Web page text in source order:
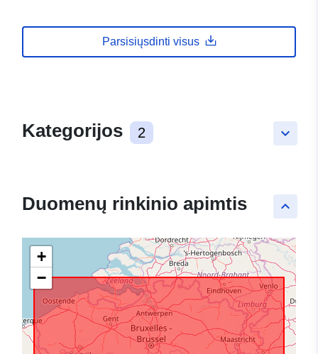
Parsisiųsdinti visus
keyboard_arrow_down
Kategorijos 2
keyboard_arrow_up
Duomenų rinkinio apimtis
+
−